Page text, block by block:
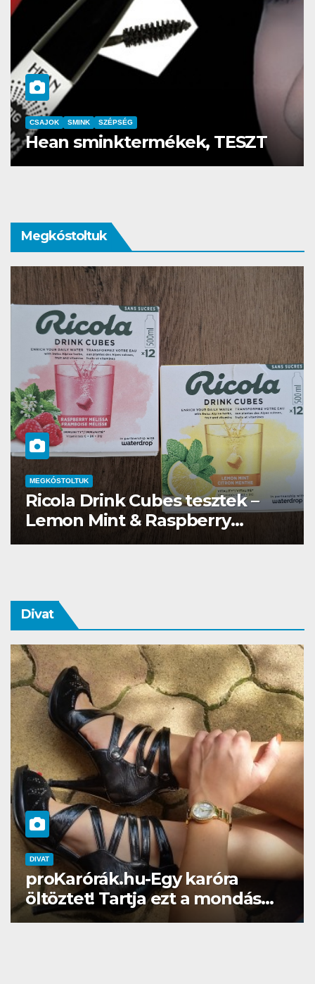
CSAJOK
Szemöldök laminálás-az meg
mi?
Megkóstoltuk
MEGKÓSTOLTUK
Waterdrop üdítő kapszula teszt
Divat
DIVAT SZÉPSÉG
Gél lakk otthon? Naná, a
Brillbirddel simán!